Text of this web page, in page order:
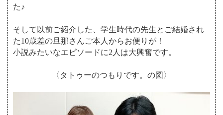
た♪
そして以前ご紹介した、学生時代の先生とご結婚され
た10歳差の旦那さんご本人からお便りが！
小説みたいなエピソードに2人は大興奮です。
〈タトゥーのつもりです。の図〉